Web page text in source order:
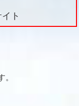
ト
。